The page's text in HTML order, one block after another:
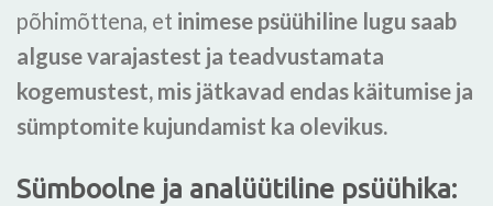
põhimõttena, et inimese psüühiline lugu saab
alguse varajastest ja teadvustamata
kogemustest, mis jätkavad endas käitumise ja
sümptomite kujundamist ka olevikus.
Sümboolne ja analüütiline psüühika: